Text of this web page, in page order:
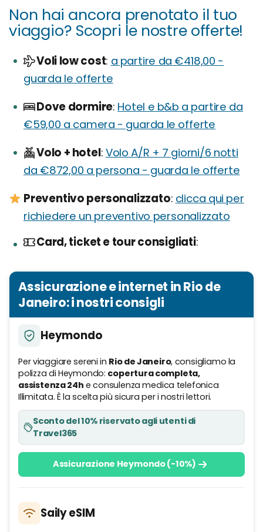
Non hai ancora prenotato il tuo
viaggio? Scopri le nostre offerte!
Voli low cost a partire da €418,00 -
guarda le offerte
Dove dormire Hotel e b&b a partire da
€59,00 a camera - guarda le offerte
Volo + hotel Volo A/R + 7 giorni/6 notti
da €872,00 a persona - guarda le offerte
Preventivo personalizzato: clicca qui per
richiedere un preventivo personalizzato
Card, ticket e tour consigliati
Assicurazione e internet in Rio de
Janeiro: i nostri consigli
Heymondo
Per viaggiare sereni in Rio de Janeiro, consigliamo la
polizza di Heymondo: copertura completa,
assistenza 24h e consulenza medica telefonica
Illimitata. È la scelta più sicura per i nostri lettori.
Sconto del 10% riservato agli utenti di
Travel365
Assicurazione Heymondo (-10%)
Saily eSIM